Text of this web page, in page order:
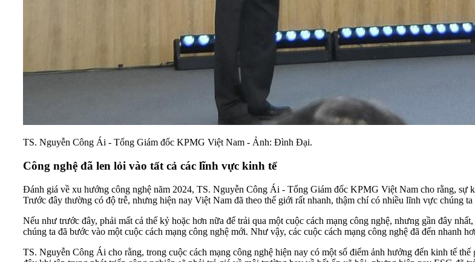
TS. Nguyễn Công Ái - Tổng Giám đốc KPMG Việt Nam - Ảnh: Đình Đại.
Công nghệ đã len lỏi vào tất cả các lĩnh vực kinh tế
Đánh giá về xu hướng công nghệ năm 2024, TS. Nguyễn Công Ái - Tổng Giám đốc KPMG Việt Nam cho rằng, sự
Trước đây thường có độ trễ, nhưng hiện nay Việt Nam đã theo thế giới rất nhanh, thậm chí có nhiều lĩnh vực chúng
Nếu như trước đây, phải mất cả thế kỷ hoặc hơn nữa để trải qua một cuộc cách mạng công nghệ, nhưng gần đây
chúng ta đã bước vào một cuộc cách mạng công nghệ mới. Như vậy, các cuộc cách mạng công nghệ đã đến nhanh
TS. Nguyễn Công Ái cho rằng, trong cuộc cách mạng công nghệ hiện nay có một số điểm ảnh hưởng đến kinh tế